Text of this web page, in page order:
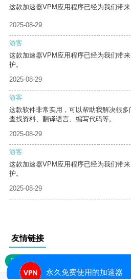
这款加速器VPM应用程序已经为我们带来
2025-08-29
游客
这款加速器VPM应用程序已经为我们带
护。
2025-08-29
游客
这款软件非常实用，可以帮助我解决很
查找资料、翻译语言、编写代码等。
2025-08-29
游客
这款加速器VPM应用程序已经为我们带
护。
2025-08-29
友情链接
网站地图
永久免费使用的加速器